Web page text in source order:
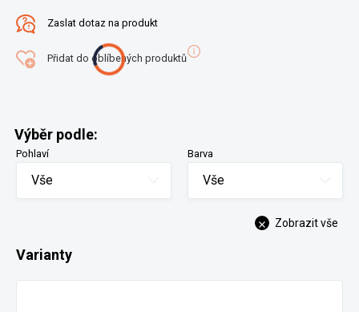
Zaslat dotaz na produkt
Přidat do oblíbených produktů
Výběr podle:
Pohlaví
Vše
Barva
Vše
Zobrazit vše
Varianty